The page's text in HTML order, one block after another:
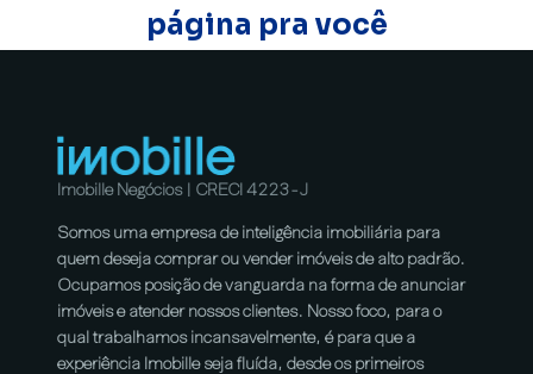
página pra você
Imobille Negócios | CRECI 4223-J
Somos uma empresa de inteligência imobiliária para
quem deseja comprar ou vender imóveis de alto padrão.
Ocupamos posição de vanguarda na forma de anunciar
imóveis e atender nossos clientes. Nosso foco, para o
qual trabalhamos incansavelmente, é para que a
experiência Imobille seja fluída, desde os primeiros